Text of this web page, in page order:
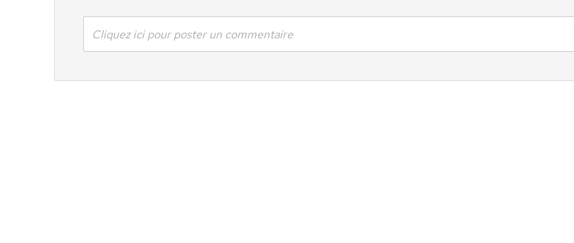
Cliquez ici pour poster un commentaire